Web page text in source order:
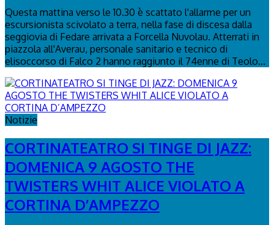
Questa mattina verso le 10.30 è scattato l'allarme per un
escursionista scivolato a terra, nella fase di discesa dalla
seggiovia di Fedare arrivata a Forcella Nuvolau. Atterrati in
piazzola all'Averau, personale sanitario e tecnico di
elisoccorso di Falco 2 hanno raggiunto il 74enne di Teolo...
Notizie
CORTINATEATRO SI TINGE DI JAZZ:
DOMENICA 9 AGOSTO THE
TWISTERS WHIT ALICE VIOLATO A
CORTINA D’AMPEZZO